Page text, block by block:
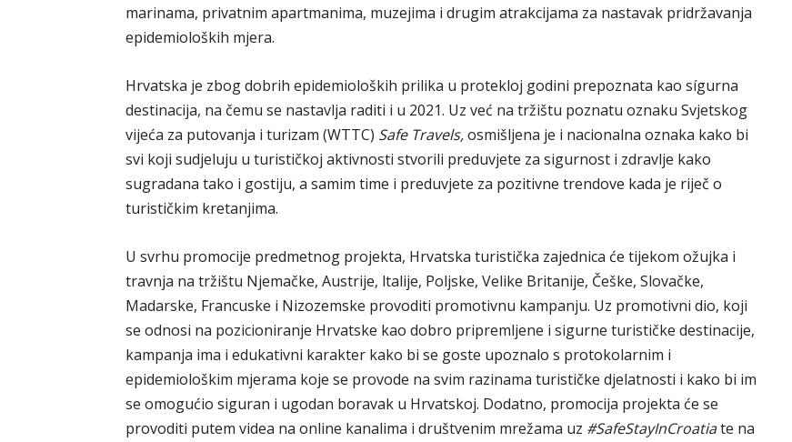
marinama, privatnim apartmanima, muzejima i drugim atrakcijama za nastavak pridržavanja
epidemioloških mjera.
Hrvatska je zbog dobrih epidemioloških prilika u protekloj godini prepoznata kao sígurna
destinacija, na čemu se nastavlja raditi i u 2021. Uz već na tržištu poznatu oznaku Svjetskog
vijeća za putovanja i turizam (WTTC) Safe Travels,osmišljena je i nacionalna oznaka kako bi
svi koji sudjeluju u turističkoj aktivnosti stvorili preduvjete za sigurnost i zdravlje kako
sugradana tako i gostiju, a samim time i preduvjete za pozitivne trendove kada je riječ o
turističkim kretanjima.
U svrhu promocije predmetnog projekta, Hrvatska turistička zajednica će tijekom ožujka i
travnja na tržištu Njemačke, Austrije, ltalije, Poljske, Velike Britanije, Češke, Slovačke,
Madarske, Francuske i Nizozemske provoditi promotivnu kampanju. Uz promotivni dio, koji
se odnosi na pozicioniranje Hrvatske kao dobro pripremljene i sigurne turističke destinacije,
kampanja ima i edukativni karakter kako bi se goste upoznalo s protokolarnim i
epidemiološkim mjerama koje se provode na svim razinama turističke djelatnosti i kako bi im
se omogućio siguran i ugodan boravak u Hrvatskoj. Dodatno, promocija projekta će se
provoditi putem videa na online kanalima i društvenim mrežama uz #SafeStayInCroatiate na